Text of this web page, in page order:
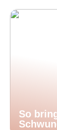
So